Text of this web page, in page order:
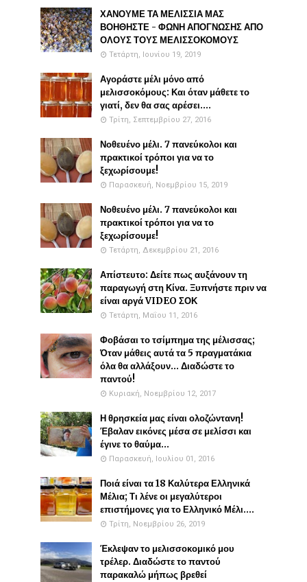
ΧΑΝΟΥΜΕ ΤΑ ΜΕΛΙΣΣΙΑ ΜΑΣ
ΒΟΗΘΗΣΤΕ - ΦΩΝΗ ΑΠΟΓΝΩΣΗΣ ΑΠΟ
ΟΛΟΥΣ ΤΟΥΣ ΜΕΛΙΣΣΟΚΟΜΟΥΣ
Τετάρτη, Ιουνίου 19, 2019
Αγοράστε μέλι μόνο από
μελισσοκόμους: Και όταν μάθετε το
γιατί, δεν θα σας αρέσει....
Τρίτη, Σεπτεμβρίου 27, 2016
Νοθευένο μέλι. 7 πανεύκολοι και
πρακτικοί τρόποι για να το
ξεχωρίσουμε!
Παρασκευή, Νοεμβρίου 15, 2019
Νοθευένο μέλι. 7 πανεύκολοι και
πρακτικοί τρόποι για να το
ξεχωρίσουμε!
Τετάρτη, Δεκεμβρίου 21, 2016
Απίστευτο: Δείτε πως αυξάνουν τη
παραγωγή στη Κίνα. Ξυπνήστε πριν να
είναι αργά VIDEO ΣΟΚ
Τετάρτη, Μαΐου 11, 2016
Φοβάσαι το τσίμπημα της μέλισσας;
Όταν μάθεις αυτά τα 5 πραγματάκια
όλα θα αλλάξουν... Διαδώστε το
παντού!
Κυριακή, Νοεμβρίου 12, 2017
Η θρησκεία μας είναι ολοζώντανη!
Έβαλαν εικόνες μέσα σε μελίσσι και
έγινε το θαύμα...
Παρασκευή, Ιουλίου 01, 2016
Ποιά είναι τα 18 Καλύτερα Ελληνικά
Μέλια; Τι λένε οι μεγαλύτεροι
επιστήμονες για το Ελληνικό Μέλι....
Τρίτη, Νοεμβρίου 26, 2019
Έκλεψαν το μελισσοκομικό μου
τρέλερ. Διαδώστε το παντού
παρακαλώ μήπως βρεθεί